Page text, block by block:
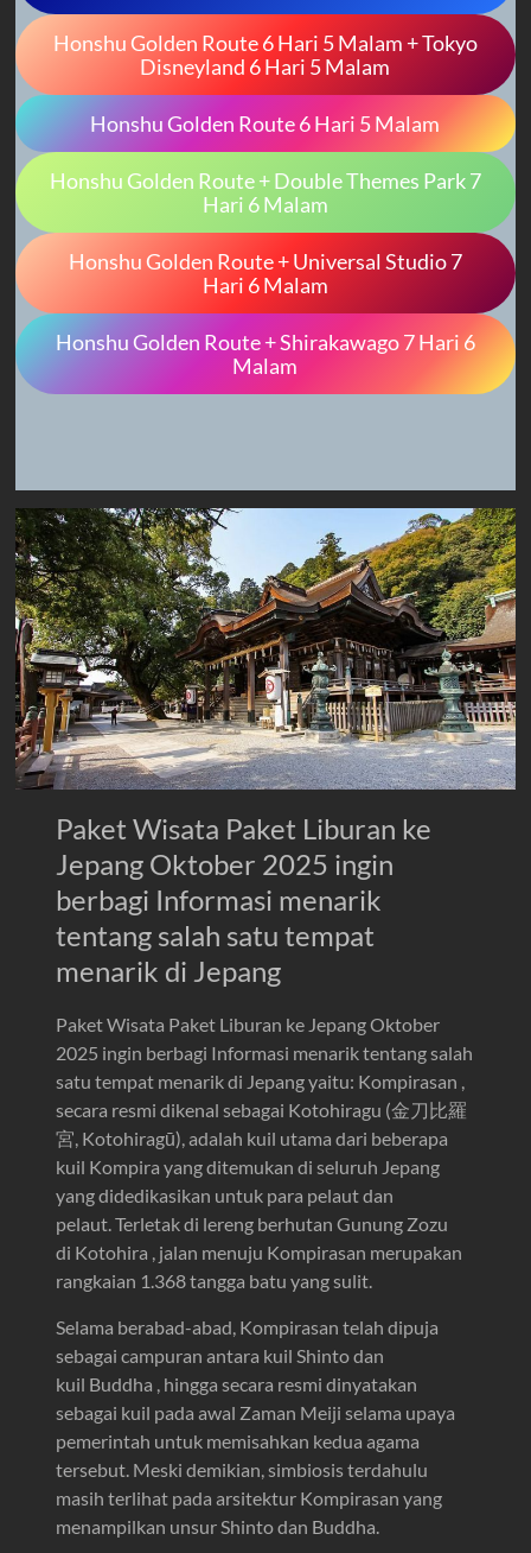
Honshu Golden Route 6 Hari 5 Malam + Tokyo
Disneyland 6 Hari 5 Malam
Honshu Golden Route 6 Hari 5 Malam
Honshu Golden Route + Double Themes Park 7
Hari 6 Malam
Honshu Golden Route + Universal Studio 7
Hari 6 Malam
Honshu Golden Route + Shirakawago 7 Hari 6
Malam
Paket Wisata Paket Liburan ke
Jepang Oktober 2025 ingin
berbagi Informasi menarik
tentang salah satu tempat
menarik di Jepang
Paket Wisata Paket Liburan ke Jepang Oktober
2025 ingin berbagi Informasi menarik tentang salah
satu tempat menarik di Jepang yaitu: Kompirasan ,
secara resmi dikenal sebagai Kotohiragu (金刀比羅
宮, Kotohiragū), adalah kuil utama dari beberapa
kuil Kompira yang ditemukan di seluruh Jepang
yang didedikasikan untuk para pelaut dan
pelaut. Terletak di lereng berhutan Gunung Zozu
di Kotohira , jalan menuju Kompirasan merupakan
rangkaian 1.368 tangga batu yang sulit.
Selama berabad-abad, Kompirasan telah dipuja
sebagai campuran antara kuil Shinto dan
kuil Buddha , hingga secara resmi dinyatakan
sebagai kuil pada awal Zaman Meiji selama upaya
pemerintah untuk memisahkan kedua agama
tersebut. Meski demikian, simbiosis terdahulu
masih terlihat pada arsitektur Kompirasan yang
menampilkan unsur Shinto dan Buddha.